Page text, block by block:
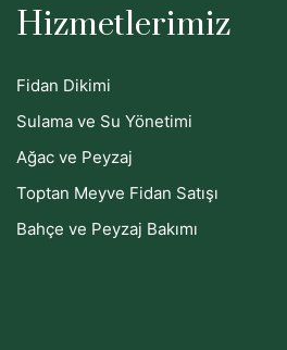
Hizmetlerimiz
Fidan Dikimi
Sulama ve Su Yönetimi
Ağac ve Peyzaj
Toptan Meyve Fidan Satışı
Bahçe ve Peyzaj Bakımı